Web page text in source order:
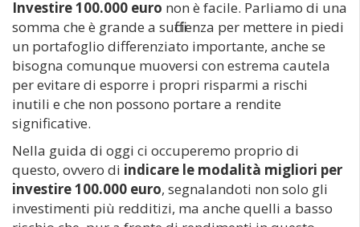
Investire 100.000 euro non è facile. Parliamo di una
somma che è grande a sufficienza per mettere in piedi
un portafoglio differenziato importante, anche se
bisogna comunque muoversi con estrema cautela
per evitare di esporre i propri risparmi a rischi
inutili e che non possono portare a rendite
significative.
Nella guida di oggi ci occuperemo proprio di
questo, ovvero di indicare le modalità migliori per
investire 100.000 euro, segnalandoti non solo gli
investimenti più redditizi, ma anche quelli a basso